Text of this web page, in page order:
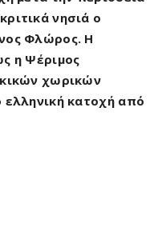
νησιά ο
Φλώρος. Η
η Ψέριμος
χωρικών
κατοχή από